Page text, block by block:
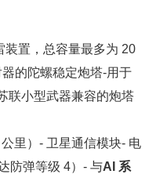
装置，总容量最多为 20
的陀螺稳定炮塔-用于
联小型武器兼容的炮塔
里）- 卫星通信模块- 电
防弹等级 4）- 与AI 系